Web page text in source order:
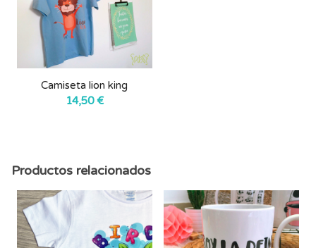
Camiseta lion king
14,50€
Productos relacionados